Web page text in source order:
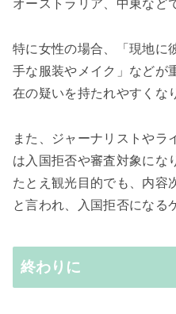
オーストラリア、中東など
特に女性の場合、「現地に
手な服装やメイク」などが
在の疑いを持たれやすくな
また、ジャーナリストやラ
は入国拒否や審査対象にな
たとえ観光目的でも、内容
と言われ、入国拒否になる
終わりに